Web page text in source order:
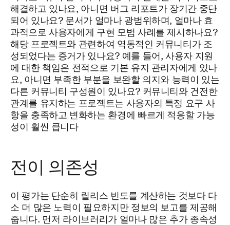
해결하고 있나요, 아니면 버그 리포트가 장기간 중단
되어 있나요? 문서가 얼마나 광범위하며, 얼마나 효
과적으로 사용자에게 구현 모범 사례를 제시하나요?
해당 프로젝트와 관련하여 역동적인 커뮤니티가 조
성되었다는 증거가 있나요? 예를 들어, 사용자 지원
에 대한 책임은 전적으로 기본 유지 관리자에게 있나
요, 아니면 부족한 부분을 보완할 의지와 능력이 있는
다른 커뮤니티 구성원이 있나요? 커뮤니티와 건전한
관계를 유지하는 프로젝트는 사용자의 특정 요구 사
항을 충족하고 변화하는 환경에 빠르게 적응할 가능
성이 훨씬 큽니다
전이 의존성
이 평가는 단순히 릴리스 빈도를 계산하는 것보다 다
소 더 많은 노력이 필요하지만 정보의 보고를 제공해
줍니다. 먼저 라이브러리가 얼마나 많은 추가 종속성